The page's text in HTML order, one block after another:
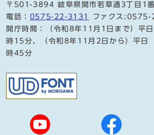
〒501-3894 岐阜県関市若草通3丁目1
電話： 0575-22-3131
ファクス
開庁時間：（令和8年11月1日まで）
時15分、（令和8年11月2日から）平
時45分